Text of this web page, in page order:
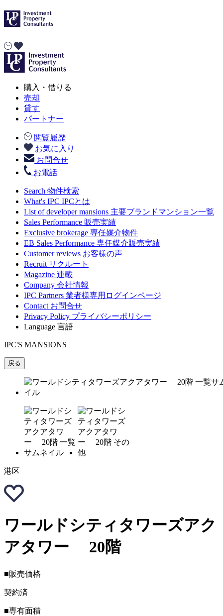
購入・借りる
売却
貸す
パートナー
閲覧履歴
お気に入り
お問合せ
お電話
Search 物件検索
What's IPC IPCとは
List of developer mansions 主要ブランドマンション一覧
Sales Performance 販売実績
Exclusive brokerage 専任媒介物件
EB Sales Performance 専任媒介販売実績
Customer reviews お客様の声
Recruit リクルート
Magazine 連載
Company 会社情報
IPC Partners 業者様専用ログインページ
Contact お問合せ
Privacy Policy プライバシーポリシー
Language 言語
IPC'S MANSIONS
戻る
港区
ワールドシティタワーズアク
アタワー 20階
■販売価格
契約済
■専有面積